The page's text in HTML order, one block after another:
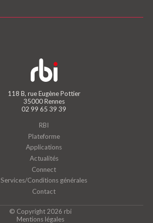
118 B, rue Eugène Pottier
35000 Rennes
02 99 65 39 39
RBI
Plateforme
Applications
Actualités
Connect
Services/Conditions générales
Contact
© Copyright 2026 rbi
Mentions légales